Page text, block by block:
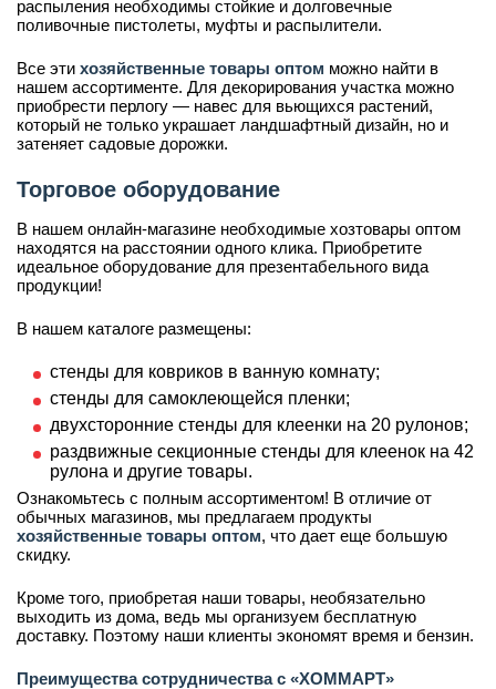
распыления необходимы стойкие и долговечные
поливочные пистолеты, муфты и распылители.
Все эти хозяйственные товары оптом можно найти в
нашем ассортименте. Для декорирования участка можно
приобрести перлогу — навес для вьющихся растений,
который не только украшает ландшафтный дизайн, но и
затеняет садовые дорожки.
Торговое оборудование
В нашем онлайн-магазине необходимые хозтовары оптом
находятся на расстоянии одного клика. Приобретите
идеальное оборудование для презентабельного вида
продукции!
В нашем каталоге размещены:
стенды для ковриков в ванную комнату;
стенды для самоклеющейся пленки;
двухсторонние стенды для клеенки на 20 рулонов;
раздвижные секционные стенды для клеенок на 42
рулона и другие товары.
Ознакомьтесь с полным ассортиментом! В отличие от
обычных магазинов, мы предлагаем продукты
хозяйственные товары оптом, что дает еще большую
скидку.
Кроме того, приобретая наши товары, необязательно
выходить из дома, ведь мы организуем бесплатную
доставку. Поэтому наши клиенты экономят время и бензин.
Преимущества сотрудничества с «ХОММАРТ»